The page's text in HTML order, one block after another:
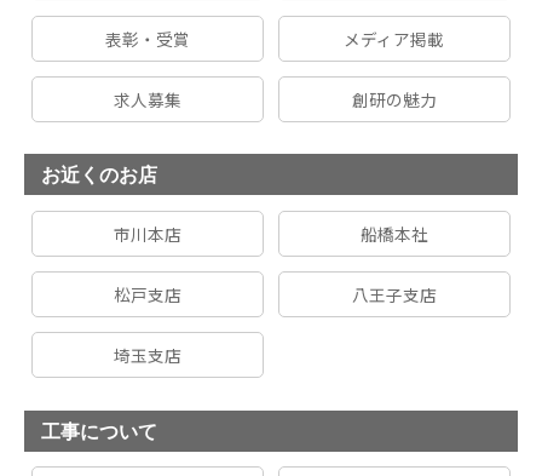
表彰・受賞 メディア掲載
求人募集 創研の魅力
お近くのお店
市川本店 船橋本社
松戸支店 八王子支店
埼玉支店
工事について